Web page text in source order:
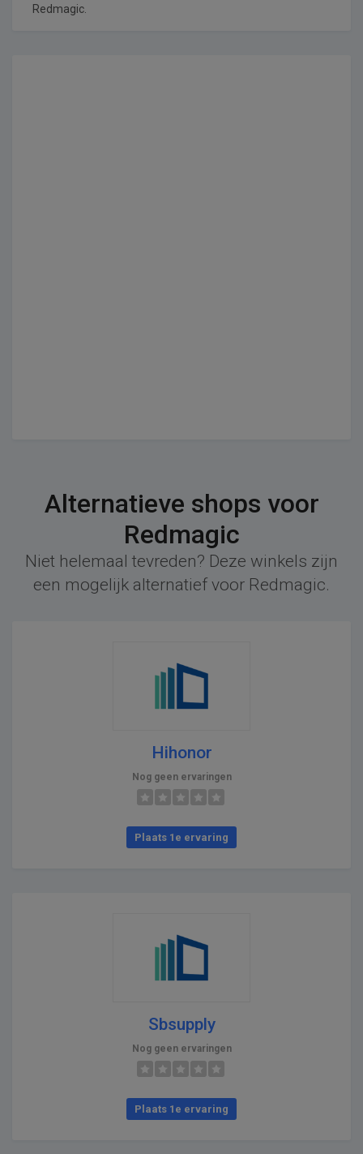
Redmagic.
Alternatieve shops voor
Redmagic
Niet helemaal tevreden? Deze winkels zijn
een mogelijk alternatief voor Redmagic.
Hihonor
Nog geen ervaringen
Plaats 1e ervaring
Sbsupply
Nog geen ervaringen
Plaats 1e ervaring